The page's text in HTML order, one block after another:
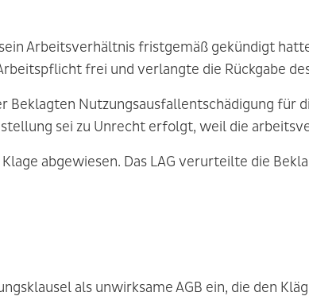
Arbeitsverhältnis fristgemäß gekündigt
frei und verlangte die Rückgabe
Beklagten Nutzungsausfallentschädigung für
sei zu Unrecht erfolgt, weil die
abgewiesen. Das LAG verurteilte die
als unwirksame AGB ein, die den